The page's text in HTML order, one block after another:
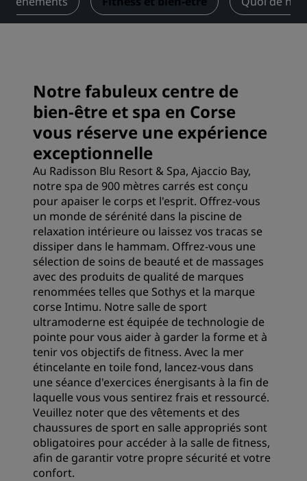
Notre fabuleux centre de
bien-être et spa en Corse
vous réserve une expérience
exceptionnelle
Au Radisson Blu Resort & Spa, Ajaccio Bay,
notre spa de 900 mètres carrés est conçu
pour apaiser le corps et l'esprit. Offrez-vous
un monde de sérénité dans la piscine de
relaxation intérieure ou laissez vos tracas se
dissiper dans le hammam. Offrez-vous une
sélection de soins de beauté et de massages
avec des produits de qualité de marques
renommées telles que Sothys et la marque
corse Intimu. Notre salle de sport
ultramoderne est équipée de technologie de
pointe pour vous aider à garder la forme et à
tenir vos objectifs de fitness. Avec la mer
étincelante en toile fond, lancez-vous dans
une séance d'exercices énergisants à la fin de
laquelle vous vous sentirez frais et ressourcé.
Veuillez noter que des vêtements et des
chaussures de sport en salle appropriés sont
obligatoires pour accéder à la salle de fitness,
afin de garantir votre propre sécurité et votre
confort.